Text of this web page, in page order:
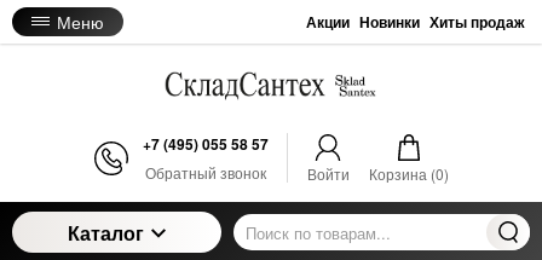
Меню Акции Новинки Хиты продаж
+7 (495) 055 58 57
Обратный звонок Войти Корзина (0)
Каталог